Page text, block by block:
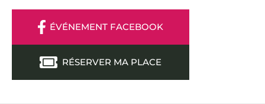
ÉVÉNEMENT FACEBOOK
RÉSERVER MA PLACE